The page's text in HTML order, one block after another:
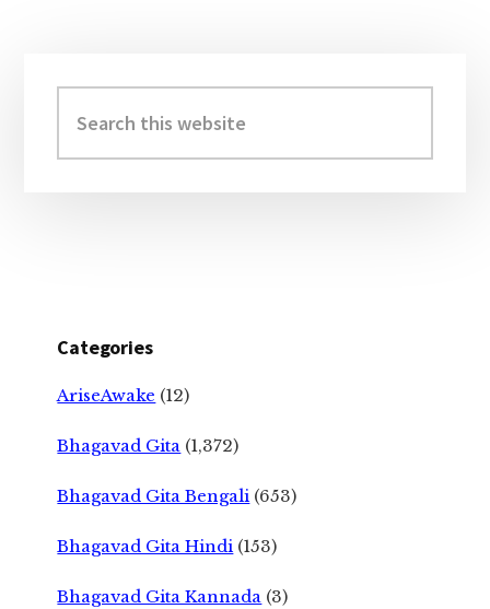
Sidebar
this
website
Categories
AriseAwake (12)
Bhagavad Gita (1,372)
Bhagavad Gita Bengali (653)
Bhagavad Gita Hindi (153)
Bhagavad Gita Kannada (3)